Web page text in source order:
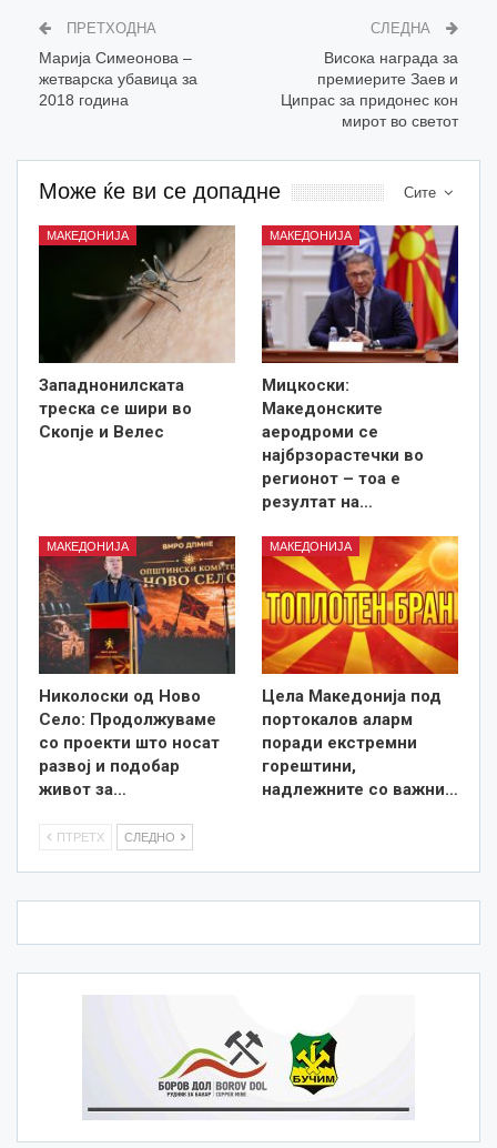
ПРЕТХОДНА
Марија Симеонова –
жетварска убавица за
2018 година
СЛЕДНА
Висока награда за
премиерите Заев и
Ципрас за придонес кон
мирот во светот
Сите
Може ќе ви се допадне
МАКЕДОНИЈА
Западнонилската
треска се шири во
Скопје и Велес
МАКЕДОНИЈА
Мицкоски:
Македонските
аеродроми се
најбрзорастечки во
регионот – тоа е
резултат на…
МАКЕДОНИЈА
Николоски од Ново
Село: Продолжуваме
со проекти што носат
развој и подобар
живот за…
МАКЕДОНИЈА
Цела Македонија под
портокалов аларм
поради екстремни
горештини,
надлежните со важни…
ПТРЕТХ СЛЕДНО